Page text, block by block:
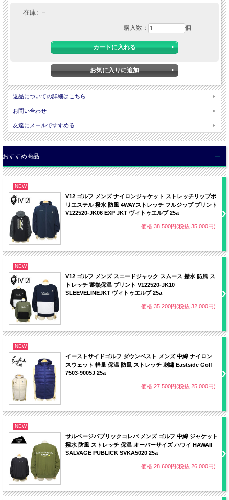
サイズ
63cm 49cm
132cm 65cm
136cm 67cm
■サイズについて
・サイズは当店実寸サイズです。タグの表記とは異なる場合があります。
ご注文前にお手持ちの洋服のサイズを平置きの状態で測っていただき各商品のサイ
・当店で表示している採寸は、各アイテム・各サイズごとに代表一点を抜き出し採
寸しています。
生地の種類や商品の状態によって個体差が生じる場合もございます。あらかじめご
了承ください。
・お客様のパソコンの設定（OS・モニター）によって商品の色や素材感が 異なっ
て見える場合がございます。
・天候によって色・素材感が違った風に見える場合がございます。
在庫: －
購入数： 個
返品についての詳細はこちら
お問い合わせ
友達にメールですすめる
おすすめ商品
NEW
V12 ゴルフ メンズ ナイロンジャケット ストレッチリップポ
リエステル 撥水 防風 4WAYストレッチ フルジップ プリント
V122520-JK06 EXP JKT ヴィトゥエルブ 25a
価格:38,500円(税抜 35,000円)
NEW
V12 ゴルフ メンズ スニードジャック スムース 撥水 防風 ス
トレッチ 蓄熱保温 プリント V122520-JK10
SLEEVELINEJKT ヴィトゥエルブ 25a
価格:35,200円(税抜 32,000円)
NEW
イーストサイドゴルフ ダウンベスト メンズ 中綿 ナイロン
スウェット 軽量 保温 防風 ストレッチ 刺繍 Eastside Golf
7503-9005J 25a
価格:27,500円(税抜 25,000円)
NEW
サルベージパブリックコレパ メンズ ゴルフ 中綿 ジャケット
撥水 防風 ストレッチ 保温 オーバーサイズ ハワイ HAWAII
SALVAGE PUBLICK SVKA5020 25a
価格:28,600円(税抜 26,000円)